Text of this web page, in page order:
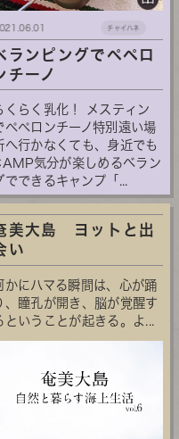
ランピングでペペロ
チーノ
くらく乳化！ メスティン
ペペロンチーノ特別遠い場
へ行かなくても、身近でも
気分が楽しめるベラン
でできるキャンプ「...
チャイハネ
美大島 ヨットと出
い
かにハマる瞬間は、心が踊
、瞳孔が開き、脳が覚醒す
ということが起きる。よ...